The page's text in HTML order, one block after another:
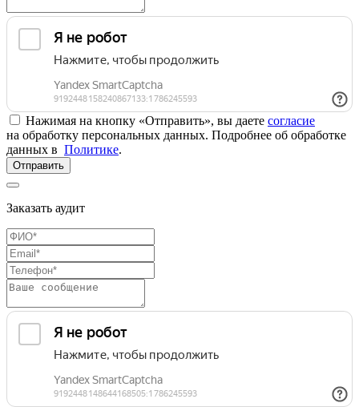
Нажимая на кнопку «Отправить», вы даете согласие
на обработку персональных данных. Подробнее об обработке
данных в Политике.
Отправить
Заказать аудит